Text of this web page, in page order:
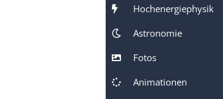
Hochenergiephysik
Astronomie
Fotos
Animationen